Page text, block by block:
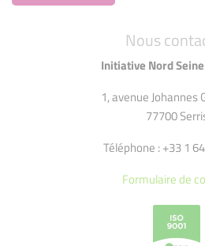
Nous
Initiative Nord
1, avenue Johannes
77700
Téléphone : +33 1
Formulaire de